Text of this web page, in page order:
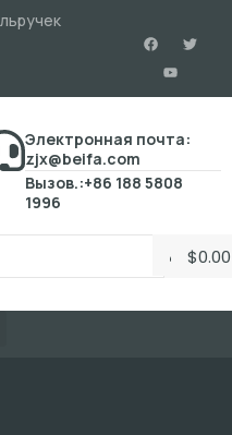
Электронная почта:
zjx@beifa.com
Вызов.:+86 188 5808
1996
$0.00